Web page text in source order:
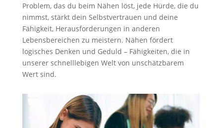
Problem, das du beim Nähen löst, jede Hürde, die du
nimmst, stärkt dein Selbstvertrauen und deine
Fähigkeit, Herausforderungen in anderen
Lebensbereichen zu meistern. Nähen fördert
logisches Denken und Geduld – Fähigkeiten, die in
unserer schnelllebigen Welt von unschätzbarem
Wert sind.